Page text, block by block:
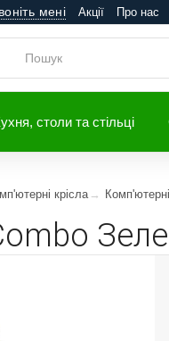
мені Акції Про нас
столи та стільці
крісла